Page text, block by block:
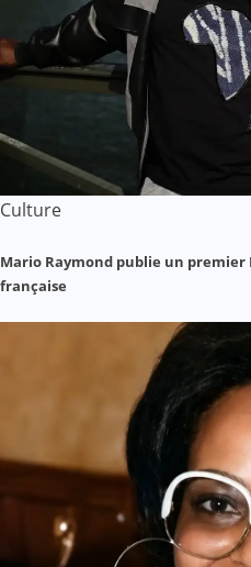
Culture
Mario Raymond publie un premier
française